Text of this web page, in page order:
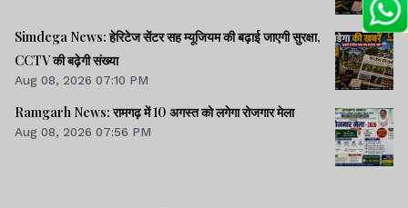
Simdega News: हेरिटेज सेंटर सह म्यूजियम की बढ़ाई जाएगी सुरक्षा,
CCTV की बढ़ेगी संख्या
Aug 08, 2026 07:10 PM
Ramgarh News: रामगढ़ में 10 अगस्त को लगेगा रोजगार मेला
Aug 08, 2026 07:56 PM